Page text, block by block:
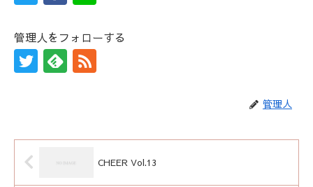
管理人をフォローする
管理人
CHEER Vol.13